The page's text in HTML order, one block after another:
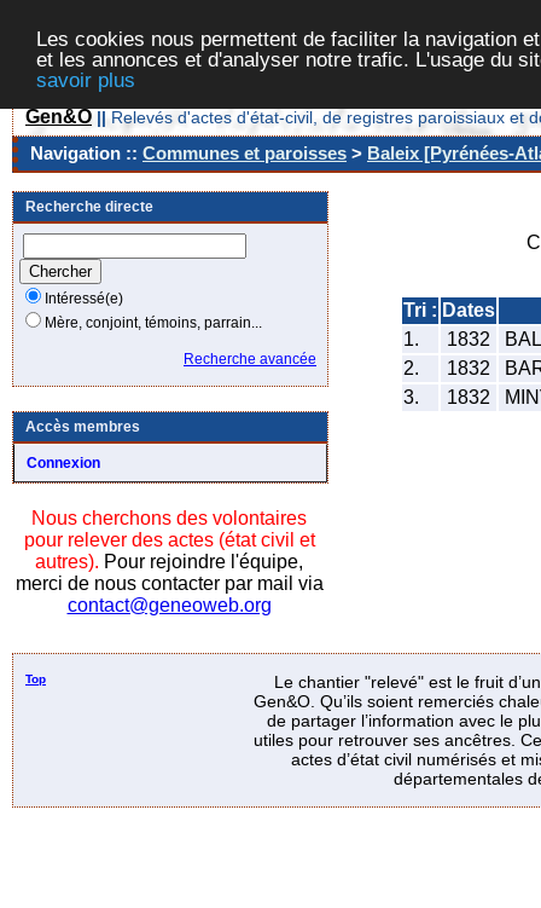
Les cookies nous permettent de faciliter la navigation
et les annonces et d'analyser notre trafic. L'usage du
savoir plus
Gen&O || Relevés d'actes d'état-civil, de registres paroissiaux et
Navigation :: Communes et paroisses > Baleix [Pyrénées-
Recherche directe
Intéressé(e)
Mère, conjoint, témoins, parrain...
Recherche avancée
Accès membres
Connexion
Nous cherchons des volontaires
pour relever des actes (état civil et
autres). Pour rejoindre l'équipe,
merci de nous contacter par mail via
contact@geneoweb.org
Tri : Dates
1.
1832
2.
1832
3.
1832
Top
Le chantier "relevé" est le fruit
Gen&O. Qu’ils soient remerciés
de partager l’information avec le
utiles pour retrouver ses ancêtres.
actes d’état civil numérisés et
départementales